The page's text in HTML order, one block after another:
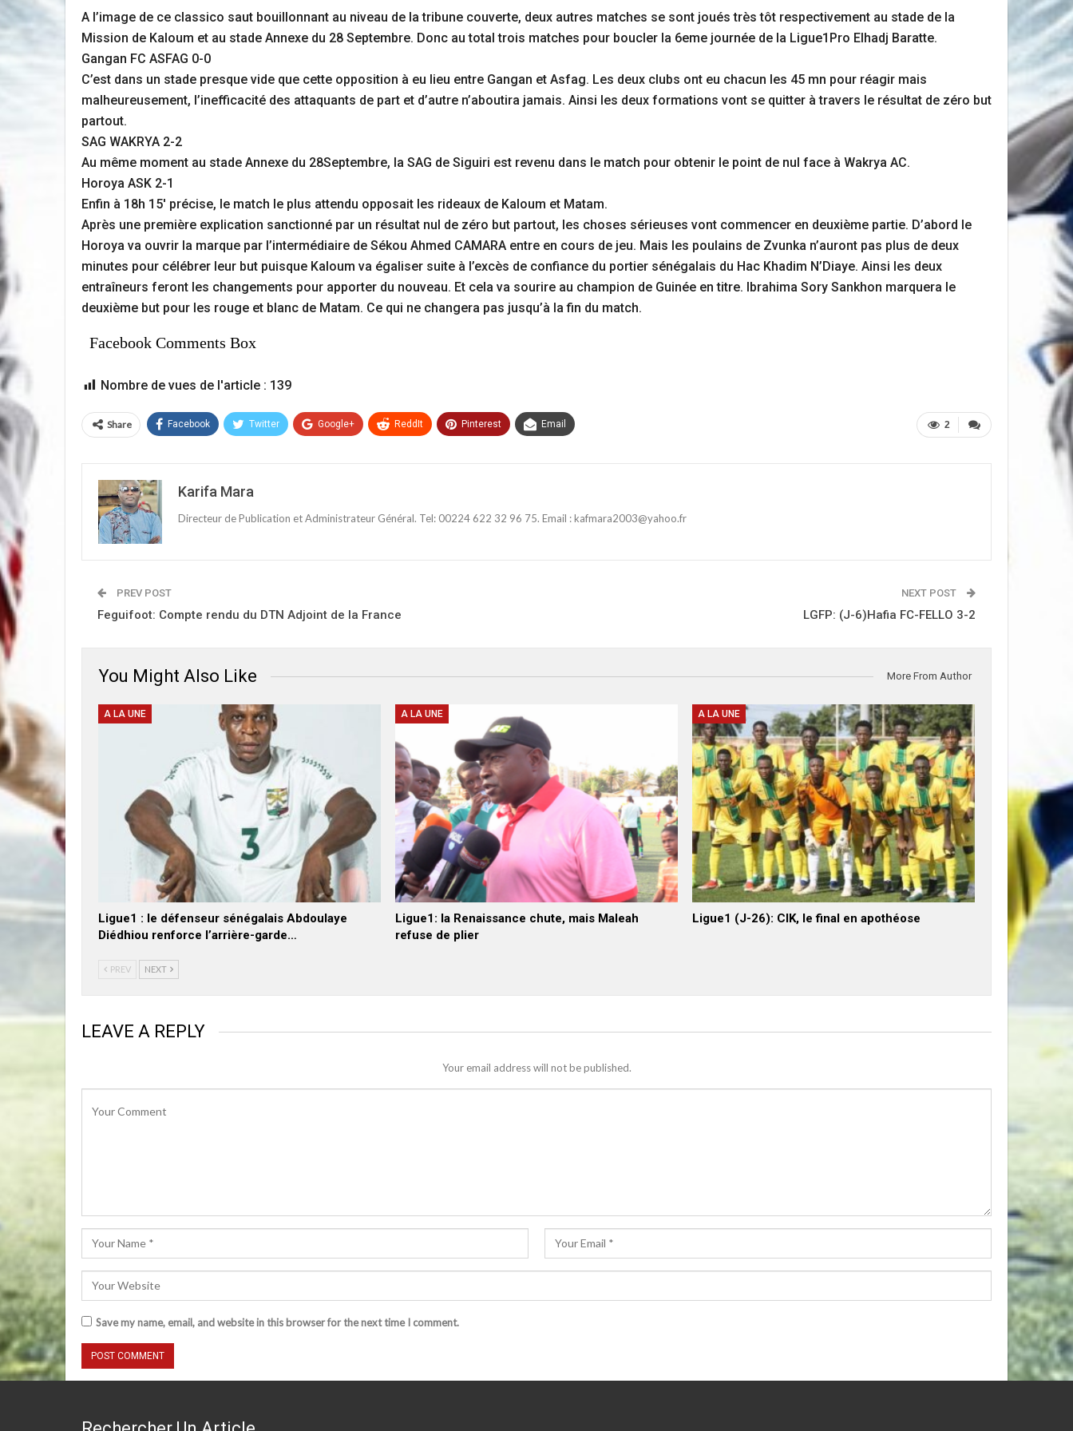
A l’image de ce classico saut bouillonnant au niveau de la tribune couverte, deux autres matches se sont joués très tôt respectivement au stade de la
Mission de Kaloum et au stade Annexe du 28 Septembre. Donc au total trois matches pour boucler la 6eme journée de la Ligue1Pro Elhadj Baratte.
Gangan FC ASFAG 0-0
C’est dans un stade presque vide que cette opposition à eu lieu entre Gangan et Asfag. Les deux clubs ont eu chacun les 45 mn pour réagir mais
malheureusement, l’inefficacité des attaquants de part et d’autre n’aboutira jamais. Ainsi les deux formations vont se quitter à travers le résultat de zéro but
partout.
SAG WAKRYA 2-2
Au même moment au stade Annexe du 28Septembre, la SAG de Siguiri est revenu dans le match pour obtenir le point de nul face à Wakrya AC.
Horoya ASK 2-1
Enfin à 18h 15′ précise, le match le plus attendu opposait les rideaux de Kaloum et Matam.
Après une première explication sanctionné par un résultat nul de zéro but partout, les choses sérieuses vont commencer en deuxième partie. D’abord le
Horoya va ouvrir la marque par l’intermédiaire de Sékou Ahmed CAMARA entre en cours de jeu. Mais les poulains de Zvunka n’auront pas plus de deux
minutes pour célébrer leur but puisque Kaloum va égaliser suite à l’excès de confiance du portier sénégalais du Hac Khadim N’Diaye. Ainsi les deux
entraîneurs feront les changements pour apporter du nouveau. Et cela va sourire au champion de Guinée en titre. Ibrahima Sory Sankhon marquera le
deuxième but pour les rouge et blanc de Matam. Ce qui ne changera pas jusqu’à la fin du match.
Facebook Comments Box
Nombre de vues de l'article : 139
2
Share Facebook Twitter Google+ ReddIt Pinterest Email
Karifa Mara
Directeur de Publication et Administrateur Général. Tel: 00224 622 32 96 75. Email : kafmara2003@yahoo.fr
PREV POST
Feguifoot: Compte rendu du DTN Adjoint de la France
NEXT POST
LGFP: (J-6)Hafia FC-FELLO 3-2
You Might Also Like More From Author
A LA UNE
Ligue1 : le défenseur sénégalais Abdoulaye
Diédhiou renforce l’arrière-garde…
A LA UNE
Ligue1: la Renaissance chute, mais Maleah
refuse de plier
A LA UNE
Ligue1 (J-26): CIK, le final en apothéose
PREV NEXT
LEAVE A REPLY
Your email address will not be published.
Save my name, email, and website in this browser for the next time I comment.